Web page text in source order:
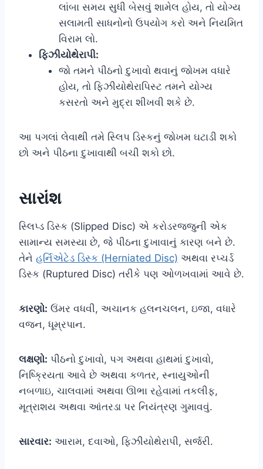
લાંબા સમય સુધી બેસવું શામેલ હોય, તો યોગ્ય
સલામતી સાધનોનો ઉપયોગ કરો અને નિયમિત
વિરામ લો.
ફિઝીયોથેરાપી:
જો તમને પીઠનો દુખાવો થવાનું જોખમ વધારે
હોય, તો ફિઝીયોથેરાપિસ્ટ તમને યોગ્ય
કસરતો અને મુદ્રા શીખવી શકે છે.
આ પગલાં લેવાથી તમે સ્લિપ ડિસ્કનું જોખમ ઘટાડી શકો
છો અને પીઠના દુખાવાથી બચી શકો છો.
સારાંશ
સ્લિપ્ડ ડિસ્ક (Slipped Disc) એ કરોડરજ્જુની એક
સામાન્ય સમસ્યા છે, જે પીઠના દુખાવાનું કારણ બને છે.
તેને હર્નિએટેડ ડિસ્ક (Herniated Disc) અથવા રપ્ચર્ડ
ડિસ્ક (Ruptured Disc) તરીકે પણ ઓળખવામાં આવે છે.
કારણો: ઉંમર વધવી, અચાનક હલનચલન, ઇજા, વધારે
વજન, ધૂમ્રપાન.
લક્ષણો: પીઠનો દુખાવો, પગ અથવા હાથમાં દુખાવો,
નિષ્ક્રિયતા આવે છે અથવા કળતર, સ્નાયુઓની
નબળાઇ, ચાલવામાં અથવા ઊભા રહેવામાં તકલીફ,
મૂત્રાશય અથવા આંતરડા પર નિયંત્રણ ગુમાવવું.
સારવાર: આરામ, દવાઓ, ફિઝીયોથેરાપી, સર્જરી.